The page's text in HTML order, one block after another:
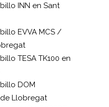
INN en Sant
EVVA MCS /
TESA TK100 en
DOM
Llobregat